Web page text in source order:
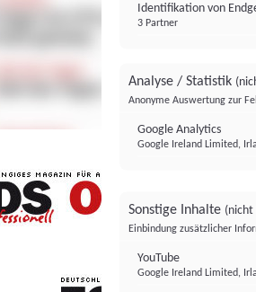
Identifikation von
3 Partner
Analyse / Statistik
Anonyme Auswertung zur
Google Analytics
Google Ireland Limited,
Sonstige Inhalte (nicht
Einbindung zusätzlicher
YouTube
Google Ireland Limited,